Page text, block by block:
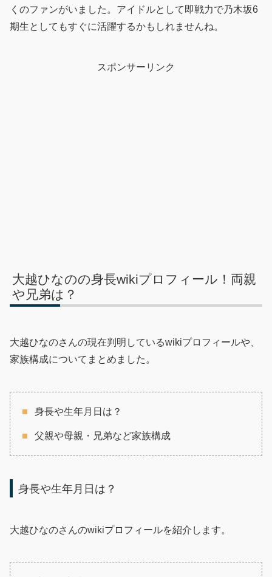
くのファンがいました。アイドルとして即戦力で乃木坂6
期生としてもすぐに活躍するかもしれませんね。
スポンサーリンク
大越ひなのの身長wikiプロフィール！両親
や兄弟は？
大越ひなのさんの現在判明しているwikiプロフィールや、
家族構成についてまとめました。
身長や生年月日は？
父親や母親・兄弟など家族構成
身長や生年月日は？
大越ひなのさんのwikiプロフィールを紹介します。